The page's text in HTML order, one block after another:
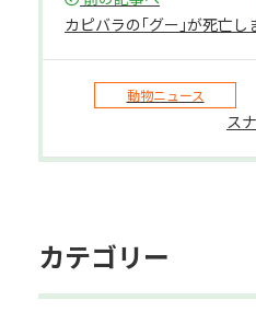
カピバラの｢グー｣が死亡し
動物ニュース
ス
カテゴリー